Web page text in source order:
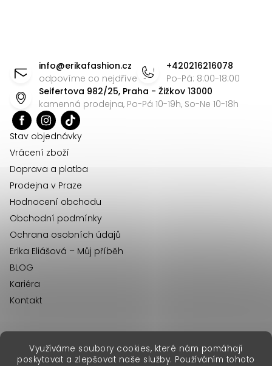
Využíváme soubory cookies, které nám pomáhají
poskytovat a zlepšovat naše služby. Používáním tohoto
info@erikafashion.cz
odpovíme co nejdříve
+420216216078
Po-Pá: 8:00-18:00
Seifertova 982/25, Praha - Žižkov 13000
kamenná prodejna, Po-Pá 10-19h, So-Ne 10-18h
Stav objednávky
Vrácení zboží
Doprava a platba
Prodejna v Praze
Hodnocení obchodu
Obchodní podmínky
Ochrana osobních údajů
Erika Eliášová – Můj příběh
BLOG
Kariéra
Kontakt
erikafashion.sk